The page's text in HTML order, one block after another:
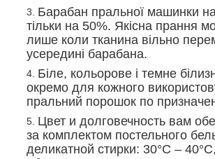
Барабан пральної машинки
тільки на 50%. Якісна прання
лише коли тканина вільно
усередині барабана.
Біле, кольорове і темне
окремо для кожного
пральний порошок по
Цвет и долговечность вам
за комплектом постельного
деликатной стирки: 30°С –